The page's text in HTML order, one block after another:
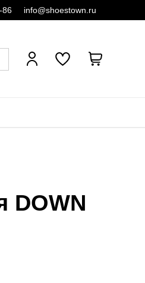
86 info@shoestown.ru
DOWN